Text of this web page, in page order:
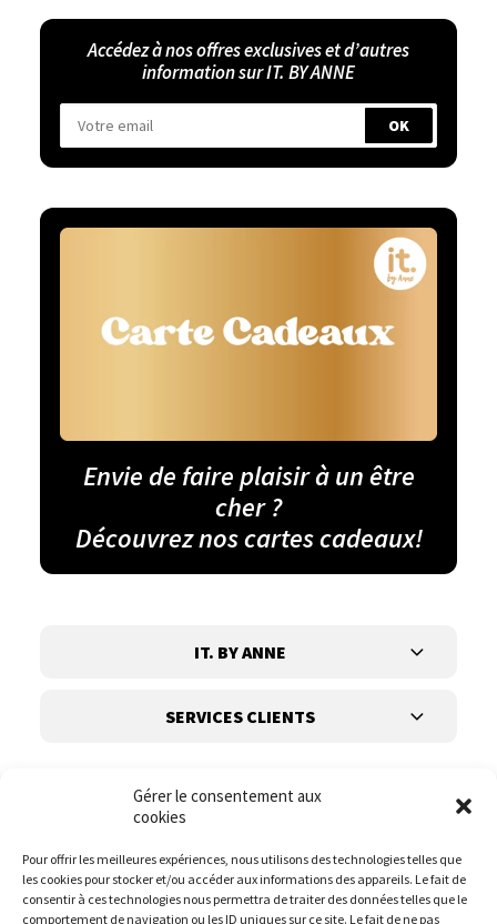
Gérer le consentement aux
cookies
Pour offrir les meilleures expériences, nous utilisons des technologies telles que
les cookies pour stocker et/ou accéder aux informations des appareils. Le fait de
consentir à ces technologies nous permettra de traiter des données telles que le
comportement de navigation ou les ID uniques sur ce site. Le fait de ne pas
Accédez à nos offres exclusives et d’autres
information sur IT. BY ANNE
Envie de faire plaisir à un être
cher ?
Découvrez nos cartes cadeaux!
IT. BY ANNE
SERVICES CLIENTS